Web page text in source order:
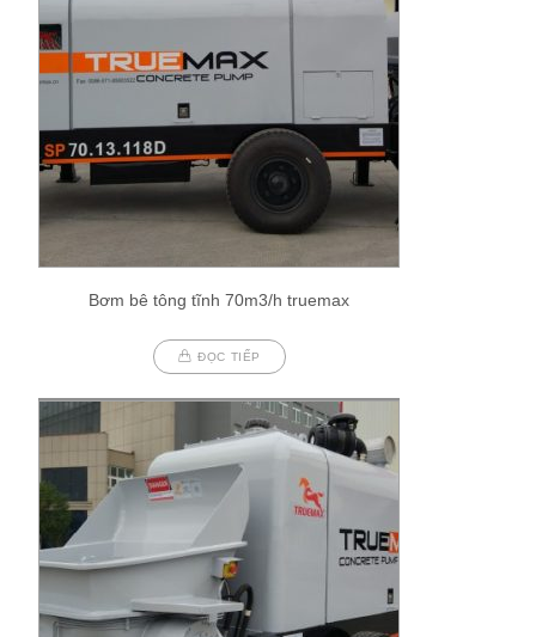
Bơm bê tông tĩnh 70m3/h truemax
ĐỌC TIẾP